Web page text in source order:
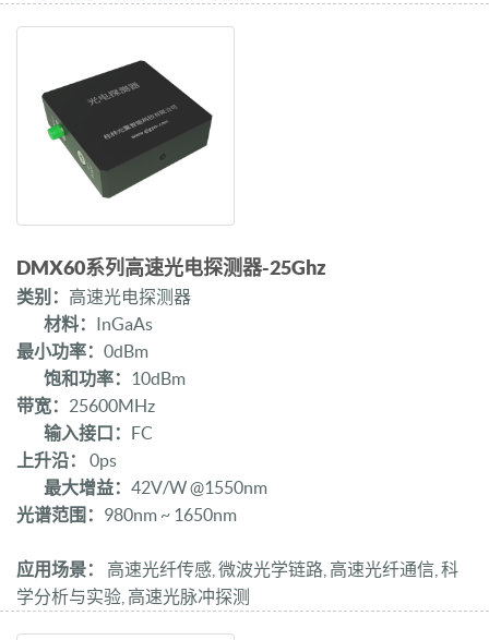
DMX60系列高速光电探测器-25Ghz
类别： 高速光电探测器
材料： InGaAs
最小功率： 0dBm
饱和功率： 10dBm
带宽： 25600MHz
输入接口： FC
上升沿：
0ps
最大增益： 42V/W @1550nm
光谱范围： 980nm ~ 1650nm
应用场景：
高速光纤传感, 微波光学链路, 高速光纤通信, 科
学分析与实验, 高速光脉冲探测